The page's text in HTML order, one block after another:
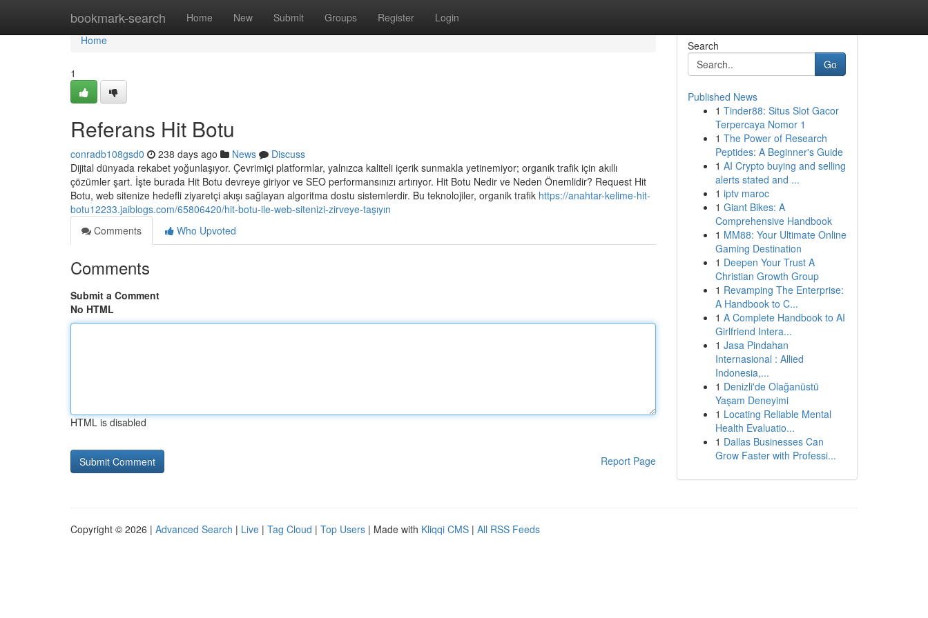
bookmark-search Home New Submit Groups Register Login
Home
Home
1
Referans Hit Botu
conradb108gsd0 238 days ago News
Discuss
Dijital dünyada rekabet yoğunlaşıyor. Çevrimiçi platformlar, yalnızca kaliteli içerik sunmakla yetinemiyor; organik trafik için akıllı
çözümler şart. İşte burada Hit Botu devreye giriyor ve SEO performansınızı artırıyor. Hit Botu Nedir ve Neden Önemlidir? Request Hit
Botu, web sitenize hedefli ziyaretçi akışı sağlayan algoritma dostu sistemlerdir. Bu teknolojiler, organik trafik https://anahtar-kelime-hit-
botu12233.jaiblogs.com/65806420/hit-botu-ile-web-sitenizi-zirveye-taşıyın
Comments
Who Upvoted
Comments
Submit a Comment
No HTML
HTML is disabled
Report Page
Search
Go
Published News
1 Tinder88: Situs Slot Gacor
Terpercaya Nomor 1
1 The Power of Research
Peptides: A Beginner's Guide
1 AI Crypto buying and selling
alerts stated and ...
1 iptv maroc
1 Giant Bikes: A
Comprehensive Handbook
1 MM88: Your Ultimate Online
Gaming Destination
1 Deepen Your Trust A
Christian Growth Group
1 Revamping The Enterprise:
A Handbook to C...
1 A Complete Handbook to AI
Girlfriend Intera...
1 Jasa Pindahan
Internasional : Allied
Indonesia,...
1 Denizli'de Olağanüstü
Yaşam Deneyimi
1 Locating Reliable Mental
Health Evaluatio...
1 Dallas Businesses Can
Grow Faster with Professi...
Copyright © 2026 | Advanced Search | Live | Tag Cloud | Top Users | Made with Kliqqi CMS | All RSS Feeds